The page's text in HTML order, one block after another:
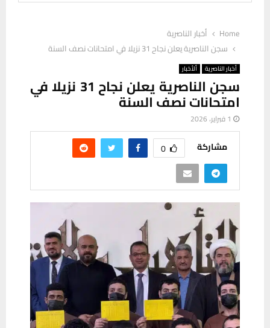
Home
أخبار الناصرية
سجن الناصرية يعلن نجاح 31 نزيلا في امتحانات نصف السنة
أخبار الناصرية ألأخبار
سجن الناصرية يعلن نجاح 31 نزيلا في
امتحانات نصف السنة
1 فبراير، 2026
مشاركة 0